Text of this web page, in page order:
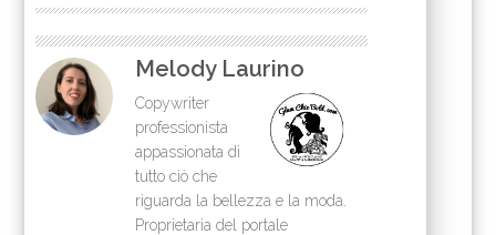
Melody Laurino
Copywriter
professionista
appassionata di
tutto ciò che
riguarda la bellezza e la moda.
Proprietaria del portale